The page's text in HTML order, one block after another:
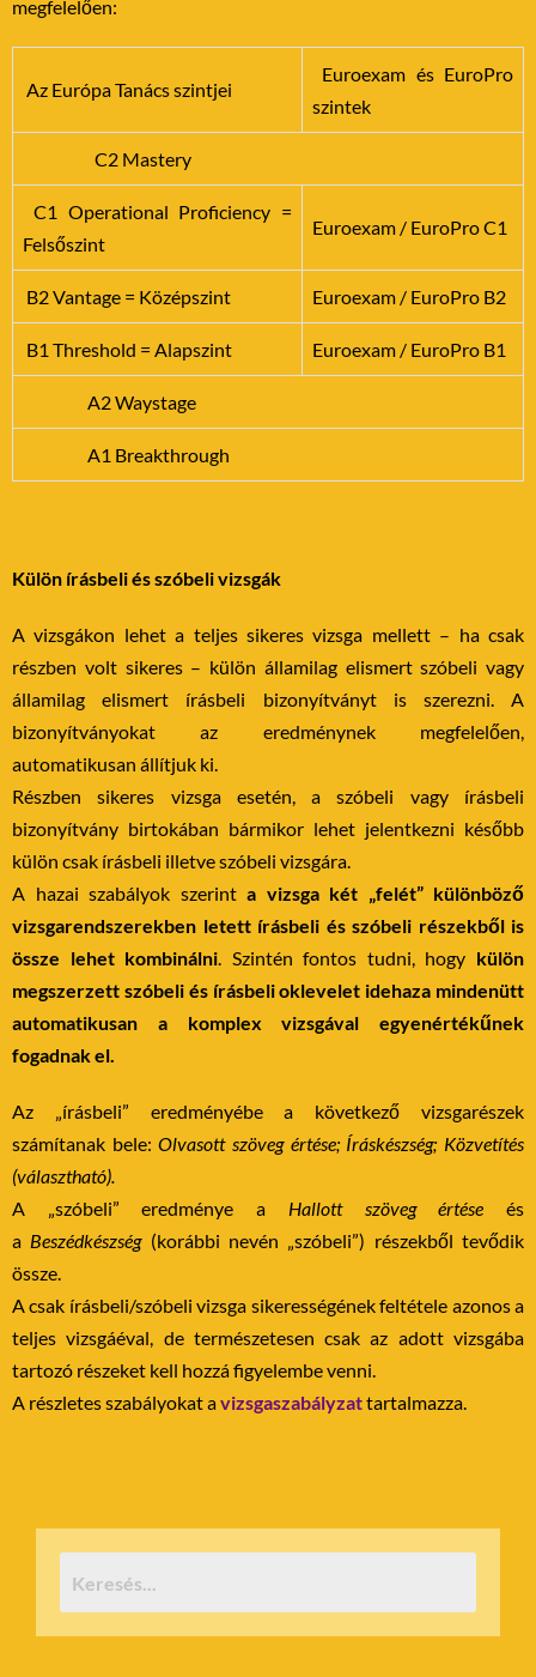
megfelelően:
Az Európa Tanács szintjei
Euroexam és EuroPro
szintek
C2 Mastery
C1 Operational Proficiency =
Felsőszint
Euroexam / EuroPro C1
B2Vantage = Középszint Euroexam / EuroPro B2
B1 Threshold = Alapszint Euroexam / EuroPro B1
A2 Waystage
A1 Breakthrough
Külön írásbeli és szóbeli vizsgák
A vizsgákon lehet a teljes sikeres vizsga mellett – ha csak
részben volt sikeres – külön államilag elismert szóbeli vagy
államilag elismert írásbeli bizonyítványt is szerezni. A
bizonyítványokat az eredménynek megfelelően,
automatikusan állítjuk ki.
Részben sikeres vizsga esetén, a szóbeli vagy írásbeli
bizonyítvány birtokában bármikor lehet jelentkezni később
külön csak írásbeli illetve szóbeli vizsgára.
A hazai szabályok szerint a vizsga két „felét” különböző
vizsgarendszerekben letett írásbeli és szóbeli részekből is
össze lehet kombinálni. Szintén fontos tudni, hogy külön
megszerzett szóbeli és írásbeli oklevelet idehaza mindenütt
automatikusan a komplex vizsgával egyenértékűnek
fogadnak el.
Az „írásbeli” eredményébe a következő vizsgarészek
számítanak bele:Olvasott szöveg értése; Íráskészség; Közvetítés
(választható).
A „szóbeli” eredménye a Hallott szöveg értése és
a Beszédkészség(korábbi nevén „szóbeli”) részekből tevődik
össze.
A csak írásbeli/szóbeli vizsga sikerességének feltétele azonos a
teljes vizsgáéval, de természetesen csak az adott vizsgába
tartozó részeket kell hozzá figyelembe venni.
A részletes szabályokat avizsgaszabályzattartalmazza.